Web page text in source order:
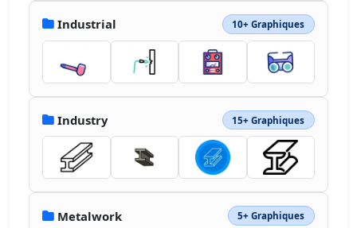
Industrial 10+ Graphiques
Industry 15+ Graphiques
Metalwork 5+ Graphiques